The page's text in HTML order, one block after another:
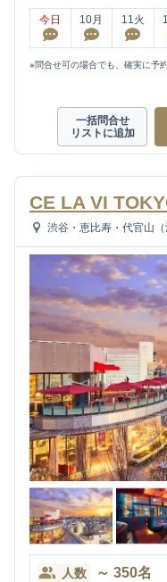
今日 10月 11火
※問合せ可の場合でも、確実に予
一括問合せ
リストに追加
CE LA VI
渋谷・恵比寿・代官山（
人数 ～ 350名